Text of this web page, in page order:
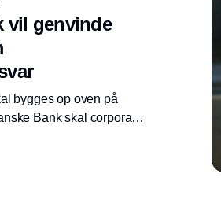
vil genvinde
bygges op oven på
Bank skal corporate